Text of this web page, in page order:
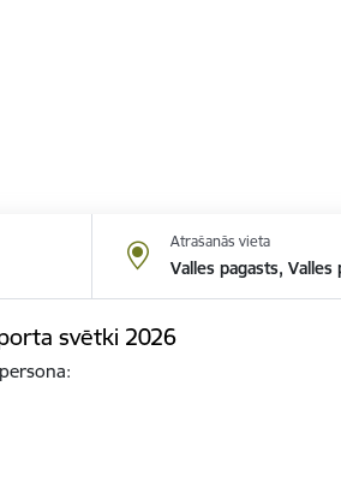
Atrašanās vieta
Valles pagasts,
svētki 2026